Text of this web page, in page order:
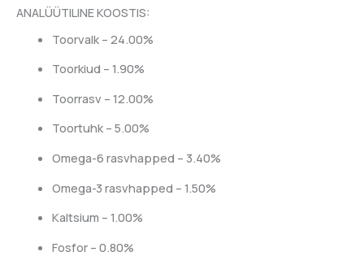
ANALÜÜTILINE KOOSTIS:
Toorvalk – 24.00%
Toorkiud – 1.90%
Toorrasv – 12.00%
Toortuhk – 5.00%
Omega-6 rasvhapped – 3.40%
Omega-3 rasvhapped – 1.50%
Kaltsium – 1.00%
Fosfor – 0.80%